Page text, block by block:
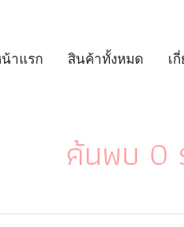
าแรก สินค้าทั้งหมด เ
ค้นพบ 0